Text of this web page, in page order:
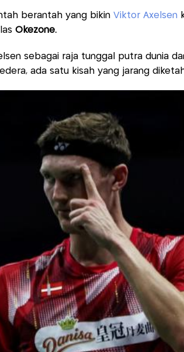
berantah yang bikin Viktor Axelsen
Okezone.
sebagai raja tunggal putra dunia
ada satu kisah yang jarang